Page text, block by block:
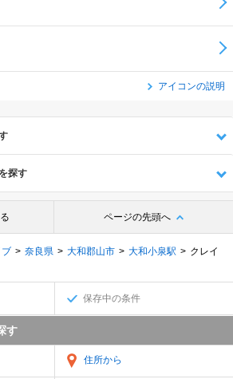
アイコンの説明
探す
ページの先頭へ
ブ 奈良県 大和郡山市 大和小泉駅
クレイ
保存中の条件
す
住所から